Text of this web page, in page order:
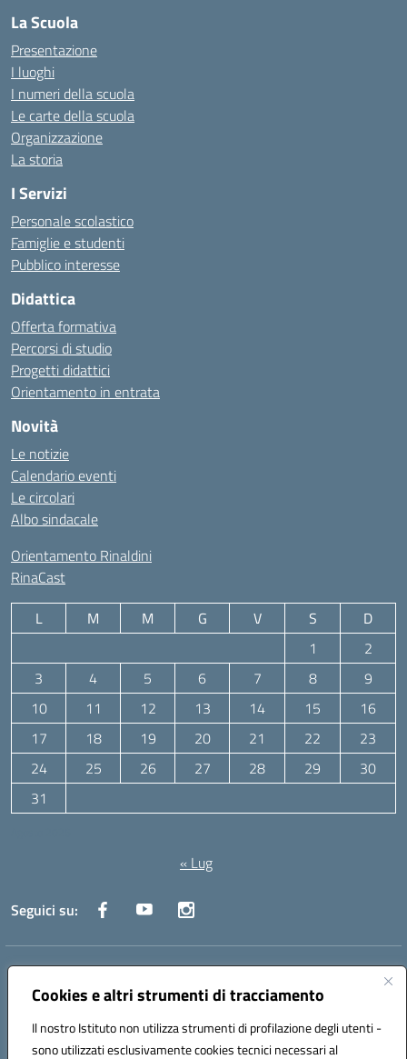
Cookies e altri strumenti di tracciamento
Il nostro Istituto non utilizza strumenti di profilazione degli utenti -
sono utilizzati esclusivamente cookies tecnici necessari al
La Scuola
Presentazione
I luoghi
I numeri della scuola
Le carte della scuola
Organizzazione
La storia
I Servizi
Personale scolastico
Famiglie e studenti
Pubblico interesse
Didattica
Offerta formativa
Percorsi di studio
Progetti didattici
Orientamento in entrata
Novità
Le notizie
Calendario eventi
Le circolari
Albo sindacale
Orientamento Rinaldini
RinaCast
L M M G V S
D
1
2
3
4 5 6 7 8
9
10
11 12 13 14 15
16
17
18 19 20 21 22
23
24
25 26 27 28 29
30
31
« Lug
Seguici su:
Indirizzo:Via Canale 1, Ancona
Centralino:071 204723 Email:anpc010006@istruzione.it
Codice fiscale: 93020970427